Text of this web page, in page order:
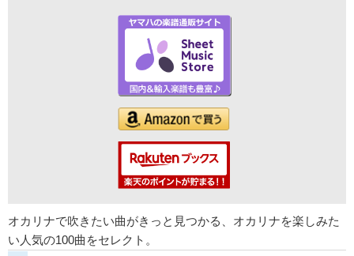
オカリナで吹きたい曲がきっと見つかる、オカリナを楽しみた
い人気の100曲をセレクト。